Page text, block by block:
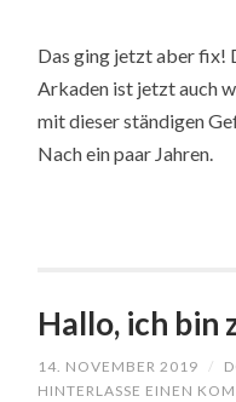
Das ging jetzt aber fix!
Arkaden ist jetzt auch
mit dieser ständigen
Nach ein paar Jahren.
Hallo, ich bin
14. NOVEMBER 2019 /
HINTERLASSE EINEN